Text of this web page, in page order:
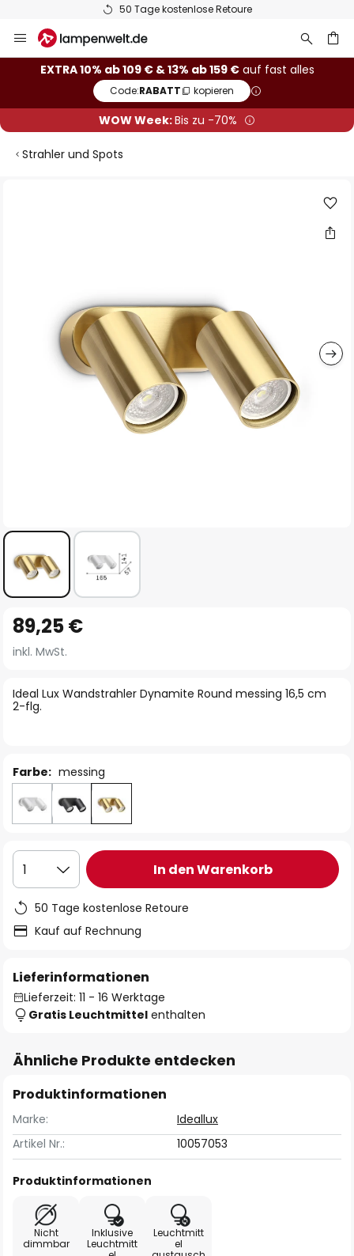
50 Tage kostenlose Retoure
Inhalt
springen
EXTRA 10% ab 109 € & 13% ab 159 €auf fast alles
Code:RABATT kopieren
WOW Week:Bis zu -70%
Strahler und Spots
Anfang
der
springen
Ideal Lux Wandstrahler Dynamite Round messing 16,5 cm
2-flg.
89,25 €
inkl. MwSt.
Farbe: messing
1 In den Warenkorb
50 Tage kostenlose Retoure
Kauf auf Rechnung
Lieferinformationen
Lieferzeit: 11 - 16 Werktage
Gratis Leuchtmittel enthalten
Ähnliche Produkte entdecken
Produktinformationen
Marke:
Ideallux
Artikel Nr.:
10057053
Produktinformationen
Nicht
dimmbar
Inklusive
Leuchtmitt
Leuchtmitt
el